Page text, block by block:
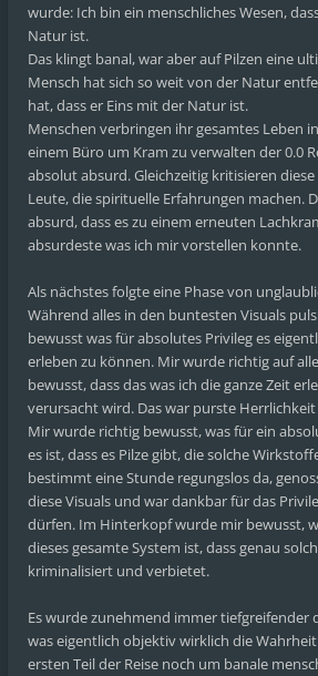
wurde: Ich bin ein menschliches Wesen,
Natur ist.
Das klingt banal, war aber auf Pilzen eine
Mensch hat sich so weit von der Natur
hat, dass er Eins mit der Natur ist.
Menschen verbringen ihr gesamtes Leben
einem Büro um Kram zu verwalten der 0.0
absolut absurd. Gleichzeitig kritisieren
Leute, die spirituelle Erfahrungen machen.
absurd, dass es zu einem erneuten
absurdeste was ich mir vorstellen konnte.
Als nächstes folgte eine Phase von
Während alles in den buntesten Visuals
bewusst was für absolutes Privileg es
erleben zu können. Mir wurde richtig auf
bewusst, dass das was ich die ganze Zeit
verursacht wird. Das war purste
Mir wurde richtig bewusst, was für ein
es ist, dass es Pilze gibt, die solche
bestimmt eine Stunde regungslos da,
diese Visuals und war dankbar für das
dürfen. Im Hinterkopf wurde mir bewusst,
dieses gesamte System ist, dass genau
kriminalisiert und verbietet.
Es wurde zunehmend immer tiefgreifender
was eigentlich objektiv wirklich die
ersten Teil der Reise noch um banale